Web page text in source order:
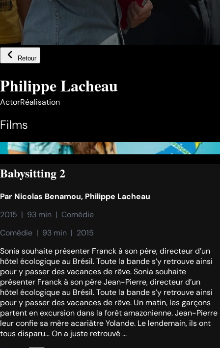
Retour
Philippe Lacheau
ActorRéalisation
Films
Babysitting 2
Par Nicolas Benamou, Philippe Lacheau
2015  |  93 min  |  Comédie
Comédie  |  93 min  |  2015
Sonia souhaite présenter Franck à son père, directeur d’un
hôtel écologique au Brésil. Toute la bande s’y retrouve ainsi
pour y passer des vacances de rêve. Sonia souhaite
présenter Franck à son père Jean-Pierre, directeur d’un
hôtel écologique au Brésil. Toute la bande s’y retrouve ainsi
pour y passer des vacances de rêve. Un matin, les garçons
partent en excursion dans la forêt amazonienne. Jean-Pierre
leur confie sa mère acariâtre Yolande. Le lendemain, ils ont
tous disparu… On a juste retrouvé ...